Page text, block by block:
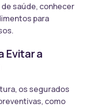
saúde, conhecer
para
Evitar a
os segurados
como